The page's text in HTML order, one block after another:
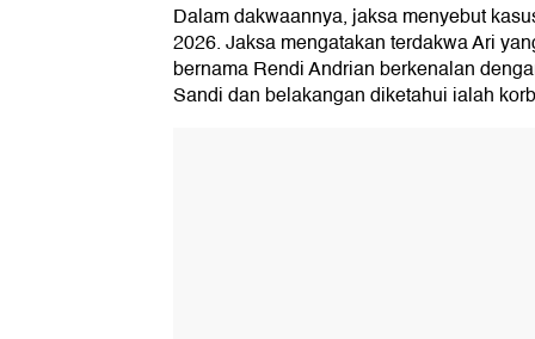
Dalam dakwaannya, jaksa menyebut
2026. Jaksa mengatakan terdakwa Ari
bernama Rendi Andrian berkenalan
Sandi dan belakangan diketahui ialah